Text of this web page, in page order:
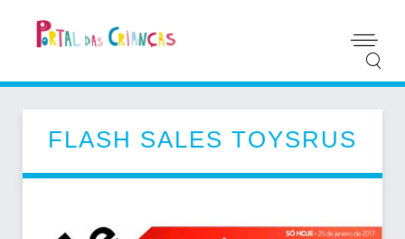
FLASH SALES TOYSRUS